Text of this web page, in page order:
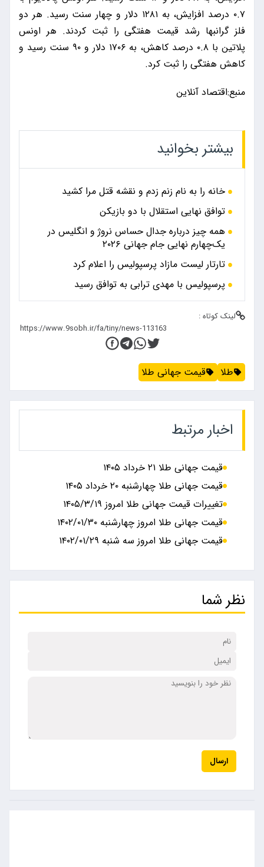
۰.۷ درصد افزایش، به ۱۲۸۱ دلار و چهار سنت رسید. هر دو
فلز گرانبها رشد قیمت هفتگی را ثبت کردند. هر اونس
پلاتین با ۰.۸ درصد کاهش، به ۱۷۰۶ دلار و ۹۰ سنت رسید و
کاهش هفتگی را ثبت کرد.
منبع:اقتصاد آنلاین
بیشتر بخوانید
خانه را به نام زنم زدم و نقشه قتل مرا کشید
توافق نهایی استقلال با دو بازیکن
همه چیز درباره جدال حساس نروژ و انگلیس در
یک‌چهارم نهایی جام جهانی ۲۰۲۶
تارتار لیست مازاد پرسپولیس را اعلام کرد
پرسپولیس با مهدی ترابی به توافق رسید
لینک کوتاه :
طلا قیمت جهانی طلا
اخبار مرتبط
قیمت جهانی طلا ۲۱ خرداد ۱۴۰۵
قیمت جهانی طلا چهارشنبه ۲۰ خرداد ۱۴۰۵
تغییرات قیمت جهانی طلا امروز ۱۴۰۵/۳/۱۹
قیمت جهانی طلا امروز چهارشنبه ۱۴۰۲/۰۱/۳۰
قیمت جهانی طلا امروز سه شنبه ۱۴۰۲/۰۱/۲۹
نظر شما
ارسال